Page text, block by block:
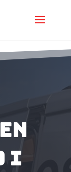
i